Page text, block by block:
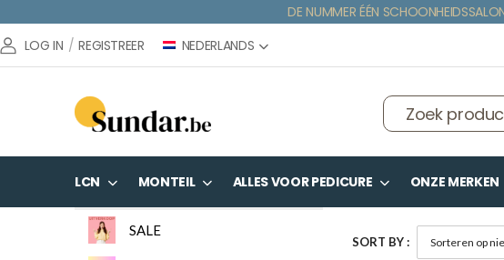
DE NUMMER ÉÉN
LOG IN / REGISTREER NEDERLANDS
LCN MONTEIL ALLES VOOR PEDICURE ONZE MERKEN
SALE
SORT BY :